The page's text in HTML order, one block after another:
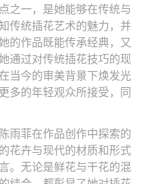
之一，是她能够在传统与
传统插花艺术的魅力，并
的作品既能传承经典，又
通过对传统插花技巧的现
当今的审美背景下焕发光
多的年轻观众所接受，同
雨菲在作品创作中探索的
花卉与现代的材质和形式
。无论是鲜花与干花的混